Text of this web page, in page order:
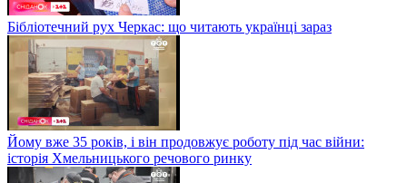
Бібліотечний рух Черкас: що читають українці зараз
Йому вже 35 років, і він продовжує роботу під час війни:
історія Хмельницького речового ринку